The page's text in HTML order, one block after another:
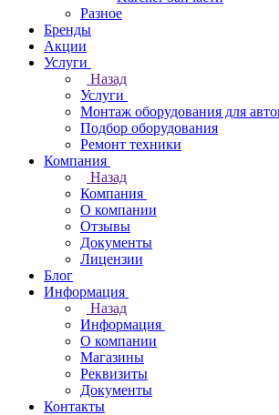
Разное
Бренды
Акции
Услуги
Назад
Услуги
Монтаж оборудования для
Подбор оборудования
Ремонт техники
Компания
Назад
Компания
О компании
Отзывы
Документы
Лицензии
Блог
Информация
Назад
Информация
О компании
Магазины
Реквизиты
Документы
Контакты